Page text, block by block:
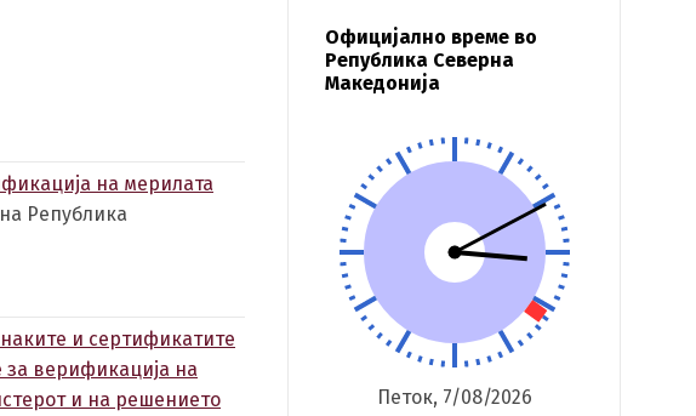
на мерилата
Република
и сертификатите
за верификација на
и на решението
Официјално време во
Република Северна
Македонија
Петок, 7/08/2026